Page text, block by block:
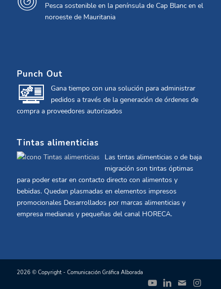
Pesca sostenible en la península de Cap Blanc en el
noroeste de Mauritania
Punch Out
Gana tiempo con una solución para administrar
pedidos a través de la generación de órdenes de
compra a proveedores autorizados
Tintas alimenticias
Las tintas alimenticias o de baja
migración son tintas óptimas
para poder estar en contacto directo con alimentos y
bebidas. Quedan plasmadas en elementos impresos
promocionales Desarrollados por marcas alimenticias y
empresa medianas y pequeñas del canal HORECA.
2026 © Copyright - Comunicación Gráfica Alborada